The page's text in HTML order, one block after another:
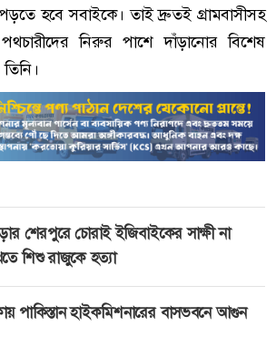
হবে সবাইকে। তাই দ্রুতই গ্রামবাসীসহ
নিরুর পাশে দাঁড়ানোর বিশেষ
শেরপুরে চোরাই ইজিবাইকের সাক্ষী না
শিশু রাজুকে হত্যা
পাকিস্তান হাইকমিশনারের বাসভবনে আগুন